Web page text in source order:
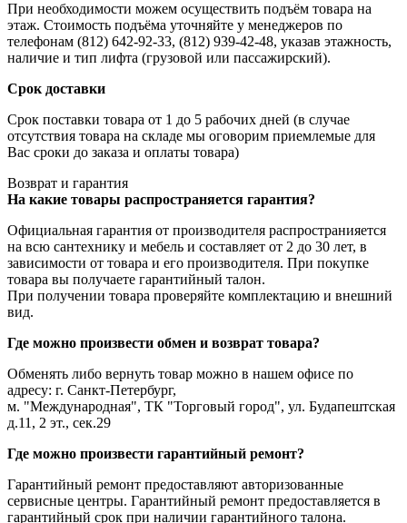
При необходимости можем осуществить подъём товара на
этаж. Стоимость подъёма уточняйте у менеджеров по
телефонам (812) 642-92-33, (812) 939-42-48, указав этажность,
наличие и тип лифта (грузовой или пассажирский).
Срок доставки
Срок поставки товара от 1 до 5 рабочих дней (в случае
отсутствия товара на складе мы оговорим приемлемые для
Вас сроки до заказа и оплаты товара)
Возврат и гарантия
На какие товары распространяется гарантия?
Официальная гарантия от производителя распространияется
на всю сантехнику и мебель и составляет от 2 до 30 лет, в
зависимости от товара и его производителя. При покупке
товара вы получаете гарантийный талон.
При получении товара проверяйте комплектацию и внешний
вид.
Где можно произвести обмен и возврат товара?
Обменять либо вернуть товар можно в нашем офисе по
адресу: г. Санкт-Петербург,
м. "Международная", ТК "Торговый город", ул. Будапештская
д.11, 2 эт., сек.29
Где можно произвести гарантийный ремонт?
Гарантийный ремонт предоставляют авторизованные
сервисные центры. Гарантийный ремонт предоставляется в
гарантийный срок при наличии гарантийного талона.